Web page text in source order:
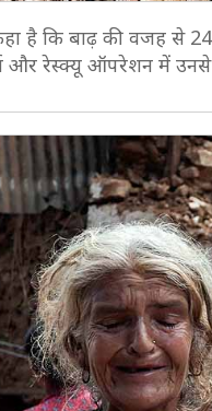
कहा है कि बाढ़ की वजह से
और रेस्क्यू ऑपरेशन में उनसे